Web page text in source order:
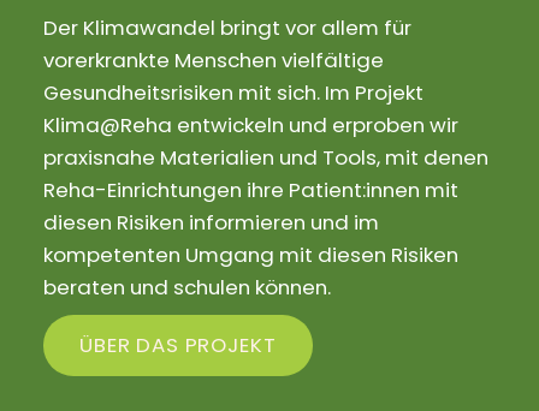
Der Klimawandel bringt vor allem für
vorerkrankte Menschen vielfältige
Gesundheitsrisiken mit sich. Im Projekt
Klima@Reha entwickeln und erproben wir
praxisnahe Materialien und Tools, mit denen
Reha-Einrichtungen ihre Patient:innen mit
diesen Risiken informieren und im
kompetenten Umgang mit diesen Risiken
beraten und schulen können.
ÜBER DAS PROJEKT